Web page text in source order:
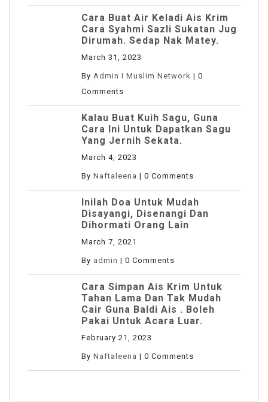
Cara Buat Air Keladi Ais Krim
Cara Syahmi Sazli Sukatan Jug
Dirumah. Sedap Nak Matey.
March 31, 2023
By Admin I Muslim Network | 0
Comments
Kalau Buat Kuih Sagu, Guna
Cara Ini Untuk Dapatkan Sagu
Yang Jernih Sekata.
March 4, 2023
By Naftaleena | 0 Comments
Inilah Doa Untuk Mudah
Disayangi, Disenangi Dan
Dihormati Orang Lain
March 7, 2021
By admin | 0 Comments
Cara Simpan Ais Krim Untuk
Tahan Lama Dan Tak Mudah
Cair Guna Baldi Ais . Boleh
Pakai Untuk Acara Luar.
February 21, 2023
By Naftaleena | 0 Comments